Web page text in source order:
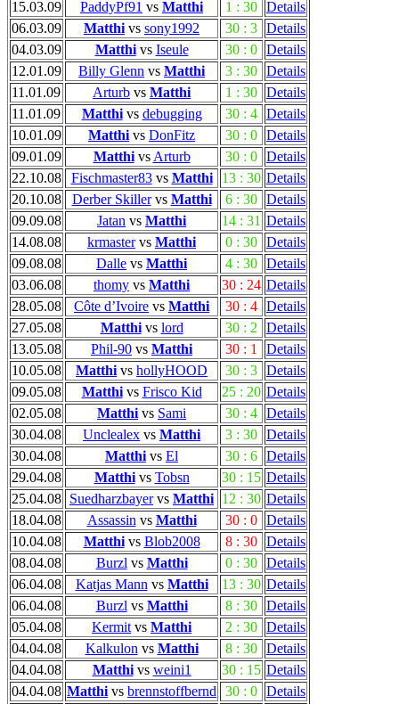
15.03.09
PaddyPf91 vs Matthi 1 : 30 Details
06.03.09
Matthi vs sony1992 30 : 3 Details
04.03.09
Matthivs Iseule 30 : 0 Details
12.01.09
Billy Glenn vs Matthi 3 : 30 Details
11.01.09
Arturb vs Matthi 1 : 30 Details
11.01.09
Matthivs debugging 30 : 4 Details
10.01.09
Matthi vs DonFitz 30 : 0 Details
09.01.09
Matthivs Arturb 30 : 0 Details
22.10.08
Fischmaster83vs Matthi 13 : 30 Details
20.10.08
Derber Skillervs Matthi 6 : 30 Details
09.09.08
Jatan vs Matthi 14 : 31 Details
14.08.08
krmastervs Matthi 0 : 30 Details
09.08.08
Dalle vs Matthi 4 : 30 Details
03.06.08
thomy vs Matthi 30 : 24 Details
28.05.08
Côte d’Ivoire vs Matthi 30 : 4 Details
27.05.08
Matthivs lord 30 : 2
Details
13.05.08
Phil-90 vs Matthi 30 : 1
Details
10.05.08
Matthi vs hollyHOOD 30 : 3 Details
09.05.08
Matthivs Frisco Kid 25 : 20 Details
02.05.08
Matthi vs Sami 30 : 4 Details
30.04.08
Unclealex vs Matthi 3 : 30 Details
30.04.08
Matthi vs El 30 : 6 Details
29.04.08
Matthivs Tobsn 30 : 15 Details
25.04.08 Suedharzbayervs Matthi 12 : 30 Details
18.04.08
Assassin vs Matthi 30 : 0 Details
10.04.08
Matthivs Blob2008 8 : 30 Details
08.04.08
Burzl vs Matthi 0 : 30 Details
06.04.08
Katjas Mann vs Matthi 13 : 30 Details
06.04.08
Burzl vs Matthi 8 : 30 Details
05.04.08
Kermit vs Matthi 2 : 30 Details
04.04.08
Kalkulon vs Matthi 8 : 30 Details
04.04.08
Matthivs weini1 30 : 15 Details
04.04.08 Matthi vs brennstoffbernd 30 : 0 Details